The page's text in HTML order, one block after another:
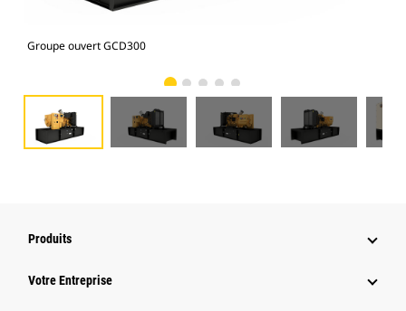
Groupe ouvert GCD300
Produits
Votre Entreprise